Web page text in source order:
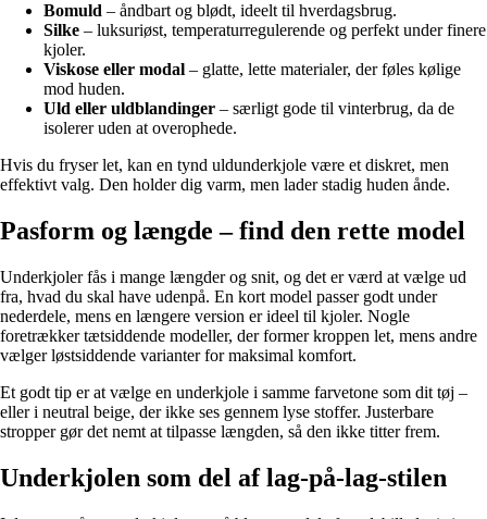
Bomuld – åndbart og blødt, ideelt til hverdagsbrug.
Silke – luksuriøst, temperaturregulerende og perfekt under finere
kjoler.
Viskose eller modal – glatte, lette materialer, der føles kølige
mod huden.
Uld eller uldblandinger – særligt gode til vinterbrug, da de
isolerer uden at overophede.
Hvis du fryser let, kan en tynd uldunderkjole være et diskret, men
effektivt valg. Den holder dig varm, men lader stadig huden ånde.
Pasform og længde – find den rette model
Underkjoler fås i mange længder og snit, og det er værd at vælge ud
fra, hvad du skal have udenpå. En kort model passer godt under
nederdele, mens en længere version er ideel til kjoler. Nogle
foretrækker tætsiddende modeller, der former kroppen let, mens andre
vælger løstsiddende varianter for maksimal komfort.
Et godt tip er at vælge en underkjole i samme farvetone som dit tøj –
eller i neutral beige, der ikke ses gennem lyse stoffer. Justerbare
stropper gør det nemt at tilpasse længden, så den ikke titter frem.
Underkjolen som del af lag-på-lag-stilen